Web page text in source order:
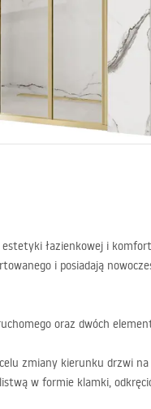
estetyki łazienkowej i
i posiadają
oraz dwóch
zmiany kierunku drzwi
w formie klamki,